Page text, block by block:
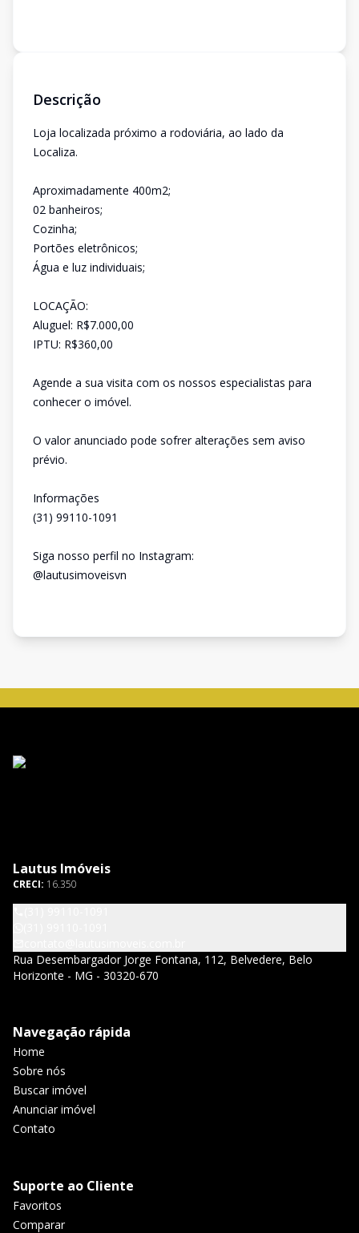
Descrição
Loja localizada próximo a rodoviária, ao lado da
Localiza.
Aproximadamente 400m2;
02 banheiros;
Cozinha;
Portões eletrônicos;
Água e luz individuais;
LOCAÇÃO:
Aluguel: R$7.000,00
IPTU: R$360,00
Agende a sua visita com os nossos especialistas para
conhecer o imóvel.
O valor anunciado pode sofrer alterações sem aviso
prévio.
Informações
(31) 99110-1091
Siga nosso perfil no Instagram:
@lautusimoveisvn
Lautus Imóveis
CRECI: 16.350
Rua Desembargador Jorge Fontana, 112, Belvedere, Belo
Horizonte - MG - 30320-670
Navegação rápida
Home
Sobre nós
Buscar imóvel
Anunciar imóvel
Contato
Suporte ao Cliente
Favoritos
Comparar